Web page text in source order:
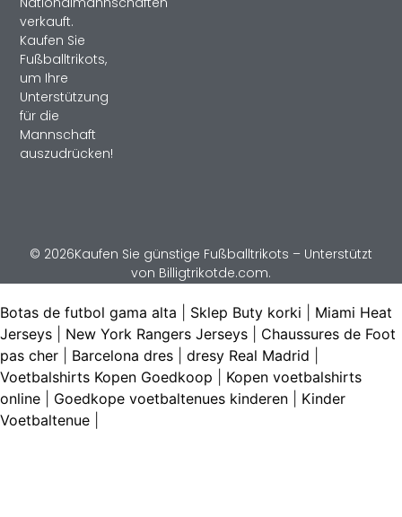
verkauft.
Kaufen Sie
Fußballtrikots,
um Ihre
Unterstützung
für die
Mannschaft
auszudrücken!
© 2026Kaufen Sie günstige Fußballtrikots – Unterstützt
von Billigtrikotde.com.
Botas de futbol gama alta Sklep Buty korki
Miami Heat
Jerseys
New York Rangers Jerseys
Chaussures de Foot
pas cher
Barcelona dres dresy Real Madrid
Voetbalshirts Kopen Goedkoop
Kopen voetbalshirts
online
Goedkope voetbaltenues kinderen
Kinder
Voetbaltenue